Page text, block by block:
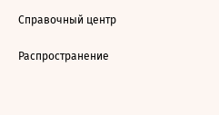
Справочный центр
Распространение